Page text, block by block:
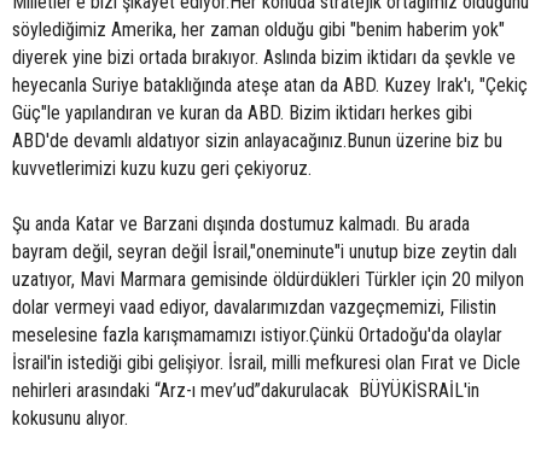
söylediğimiz Amerika, her zaman olduğu gibi "benim haberim yok"
diyerek yine bizi ortada bırakıyor. Aslında bizim iktidarı da şevkle ve
heyecanla Suriye bataklığında ateşe atan da ABD. Kuzey Irak'ı, "Çekiç
Güç"le yapılandıran ve kuran da ABD. Bizim iktidarı herkes gibi
ABD'de devamlı aldatıyor sizin anlayacağınız.Bunun üzerine biz bu
kuvvetlerimizi kuzu kuzu geri çekiyoruz.
Şu anda Katar ve Barzani dışında dostumuz kalmadı. Bu arada
bayram değil, seyran değil İsrail,"oneminute"i unutup bize zeytin dalı
uzatıyor, Mavi Marmara gemisinde öldürdükleri Türkler için 20 milyon
dolar vermeyi vaad ediyor, davalarımızdan vazgeçmemizi, Filistin
meselesine fazla karışmamamızı istiyor.Çünkü Ortadoğu'da olaylar
İsrail'in istediği gibi gelişiyor. İsrail, milli mefkuresi olan Fırat ve Dicle
nehirleri arasındaki “Arz-ı mev’ud”dakurulacak BÜYÜKİSRAİL'in
kokusunu alıyor.